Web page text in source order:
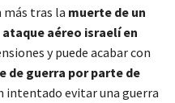
más tras la muerte de un
aéreo israelí en
y puede acabar con
de guerra por parte de
intentado evitar una guerra